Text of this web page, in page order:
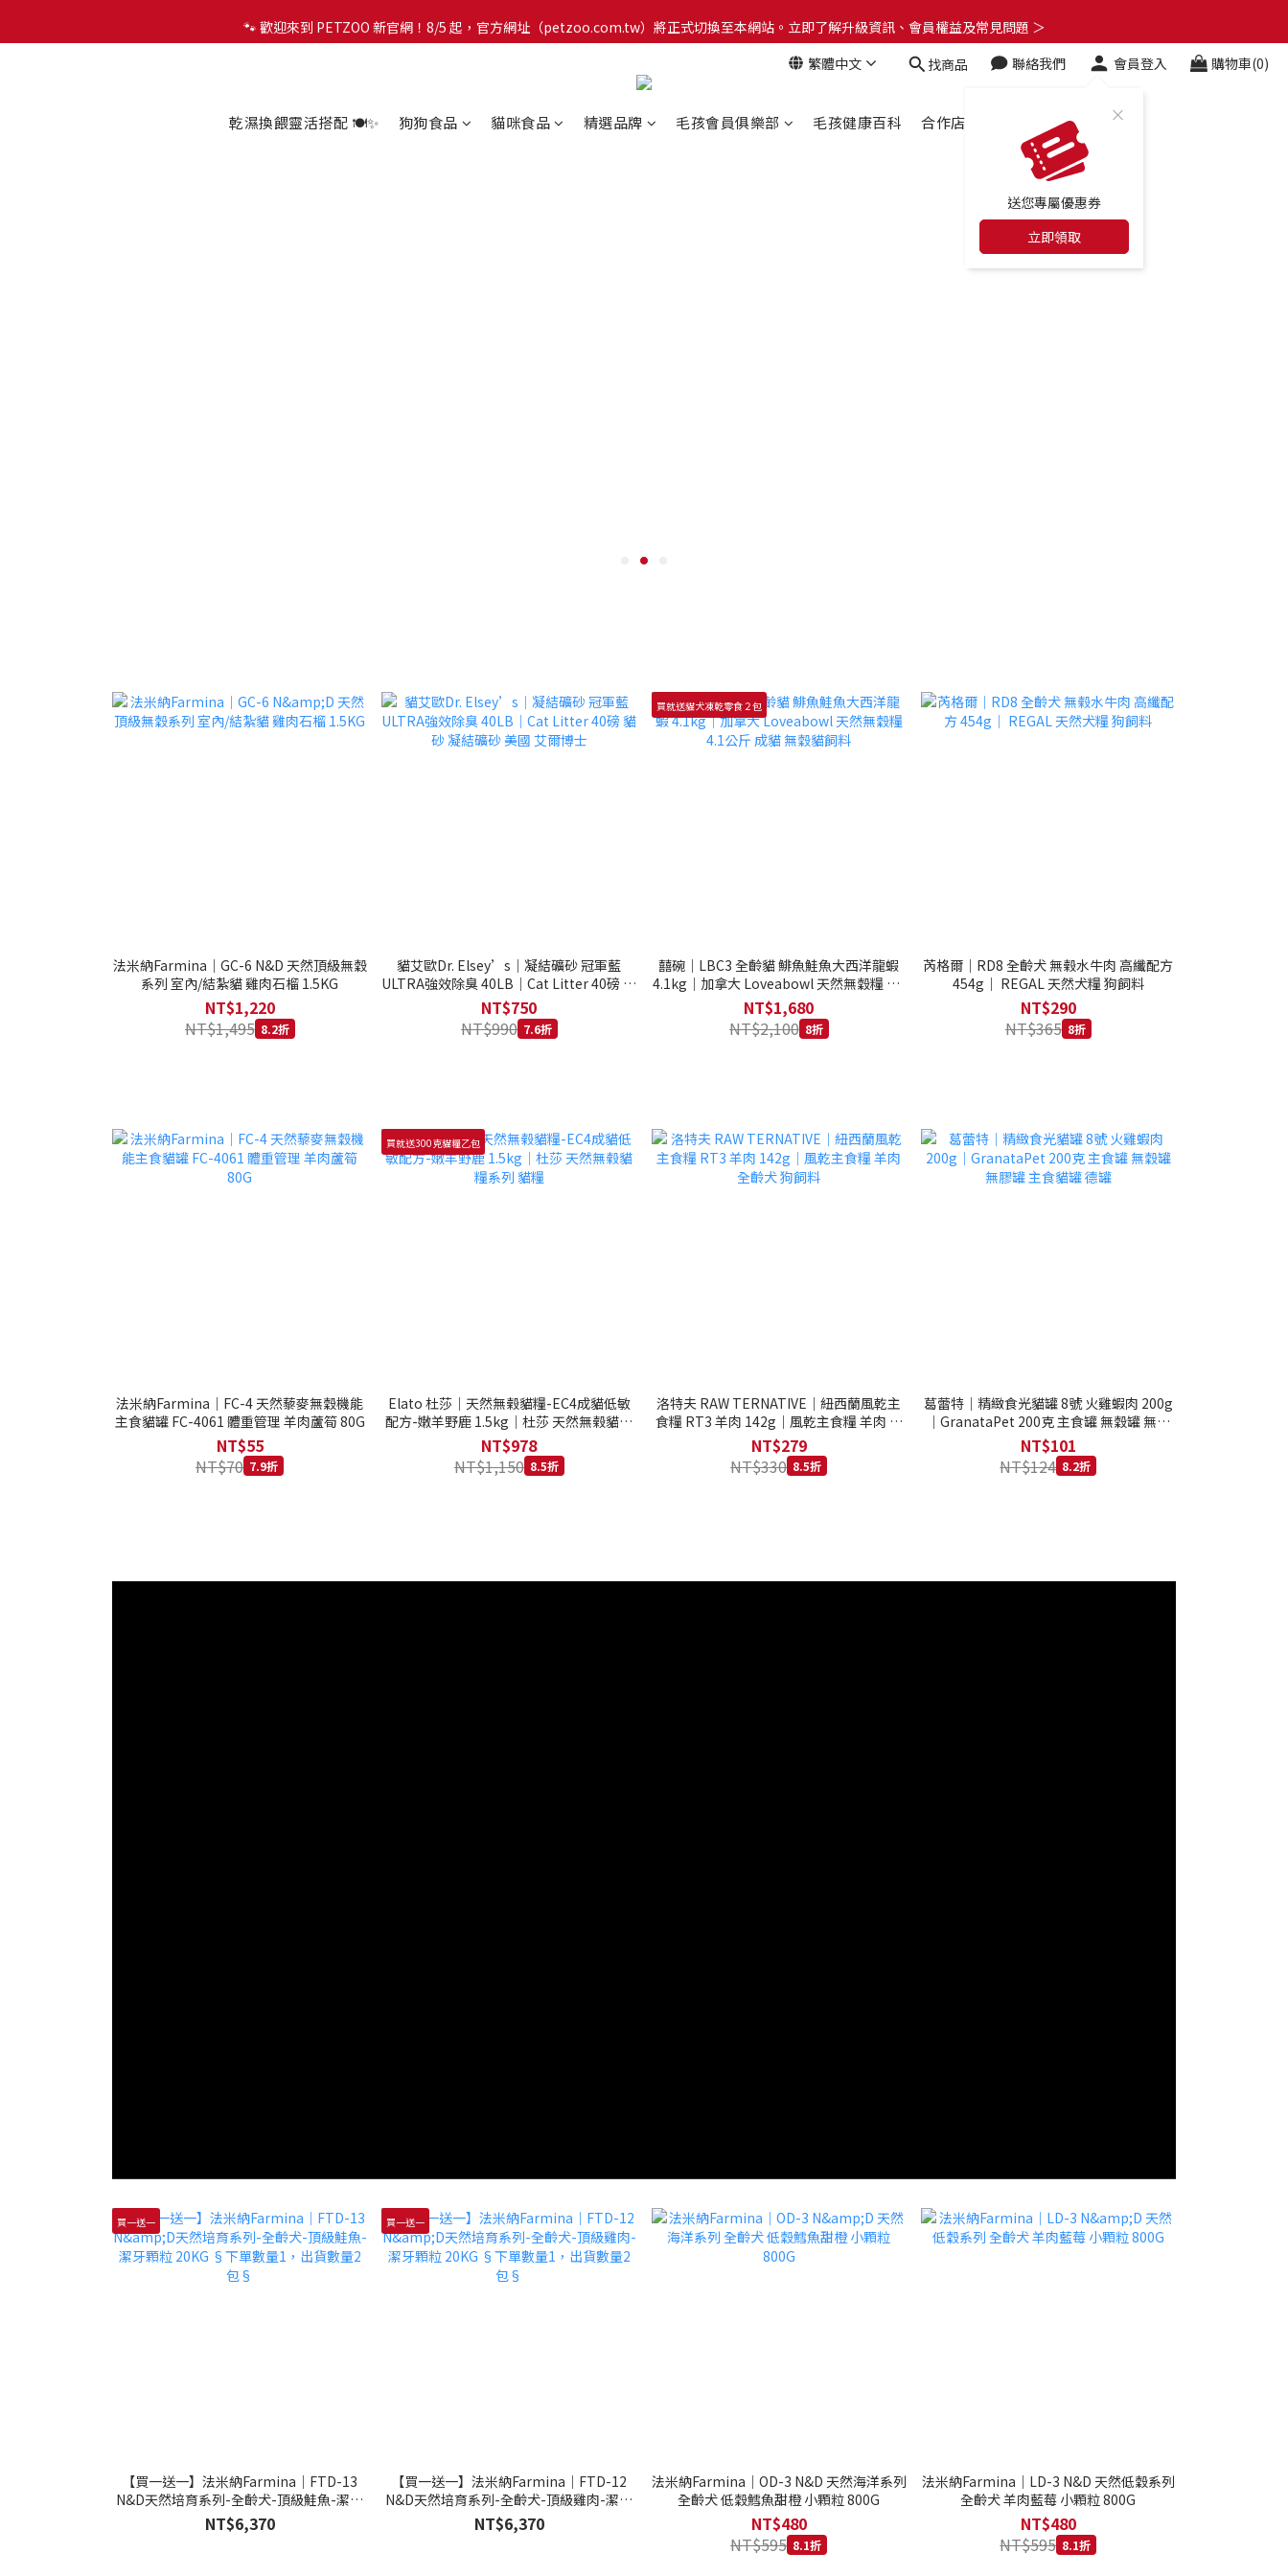
🐾 歡迎來到 PETZOO 新官網！8/5 起，官方網址（petzoo.com.tw）將正式切換至本網站。立即了解升級資訊、會員權益及常見問題 ＞
🐾 歡迎來到 PETZOO 新官網！8/5 起，官方網址（petzoo.com.tw）將正式切換至本網站。立即了解升級資訊、會員權益及常見問題 ＞
✨【新朋友見面禮】現在註冊即領 $100 購物金！全館滿 $1,500 享免運優惠 🎁
繁體中文 找商品 聯絡我們 會員登入
送您專屬優惠券
立即領取
購物車(0)
乾濕換餵靈活搭配 🍽️✨ 狗狗食品 貓咪食品 精選品牌 毛孩會員俱樂部 毛孩健康百科 合作店家 最新消息
法米納Farmina｜GC-6 N&D 天然頂級無穀
系列 室內/結紮貓 雞肉石榴 1.5KG
NT$1,220
NT$1,495 8.2折
貓艾歐Dr. Elsey’s｜凝結礦砂 冠軍藍
ULTRA強效除臭 40LB｜Cat Litter 40磅 貓
砂 凝結礦砂 美國 艾爾博士
NT$750
NT$990 7.6折
買就送貓犬凍乾零食２包
囍碗｜LBC3 全齡貓 鯡魚鮭魚大西洋龍蝦
4.1kg｜加拿大 Loveabowl 天然無穀糧 4.1
公斤 成貓 無穀貓飼料
NT$1,680
NT$2,100 8折
芮格爾｜RD8 全齡犬 無榖水牛肉 高纖配方
454g｜ REGAL 天然犬糧 狗飼料
NT$290
NT$365 8折
法米納Farmina｜FC-4 天然藜麥無穀機能
主食貓罐 FC-4061 體重管理 羊肉蘆筍 80G
NT$55
NT$70 7.9折
買就送300克貓糧乙包
Elato 杜莎｜天然無榖貓糧-EC4成貓低敏
配方-嫩羊野鹿 1.5kg｜杜莎 天然無榖貓糧
系列 貓糧
NT$978
NT$1,150 8.5折
洛特夫 RAW TERNATIVE｜紐西蘭風乾主
食糧 RT3 羊肉 142g｜風乾主食糧 羊肉 全
齡犬 狗飼料
NT$279
NT$330 8.5折
葛蕾特｜精緻食光貓罐 8號 火雞蝦肉 200g
｜GranataPet 200克 主食罐 無穀罐 無膠
罐 主食貓罐 德罐
NT$101
NT$124 8.2折
買一送一
【買一送一】法米納Farmina｜FTD-13
N&D天然培育系列-全齡犬-頂級鮭魚-潔牙
顆粒 20KG §下單數量1，出貨數量2包§
NT$6,370
買一送一
【買一送一】法米納Farmina｜FTD-12
N&D天然培育系列-全齡犬-頂級雞肉-潔牙
顆粒 20KG §下單數量1，出貨數量2包§
NT$6,370
法米納Farmina｜OD-3 N&D 天然海洋系列
全齡犬 低穀鱈魚甜橙 小顆粒 800G
NT$480
NT$595 8.1折
法米納Farmina｜LD-3 N&D 天然低穀系列
全齡犬 羊肉藍莓 小顆粒 800G
NT$480
NT$595 8.1折